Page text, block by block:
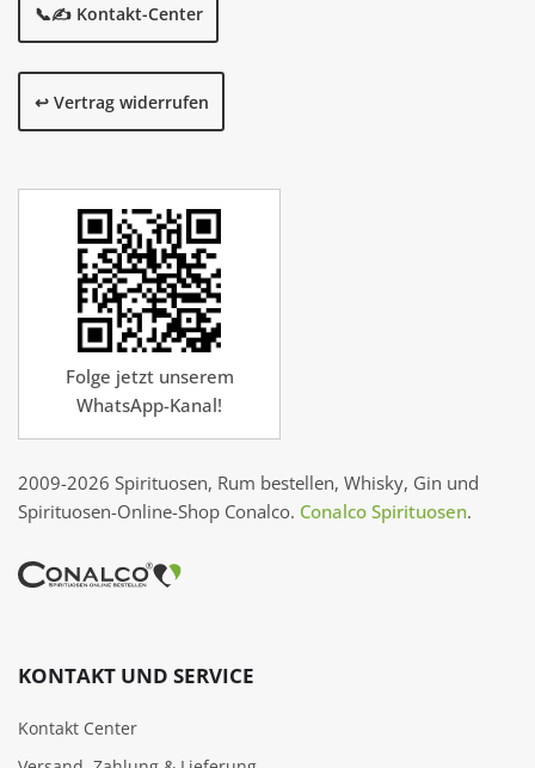
📞✍️ Kontakt-Center
↩️ Vertrag widerrufen
Folge jetzt unserem
WhatsApp-Kanal!
2009-2026 Spirituosen, Rum bestellen, Whisky, Gin und
Spirituosen-Online-Shop Conalco. Conalco Spirituosen.
KONTAKT UND SERVICE
Kontakt Center